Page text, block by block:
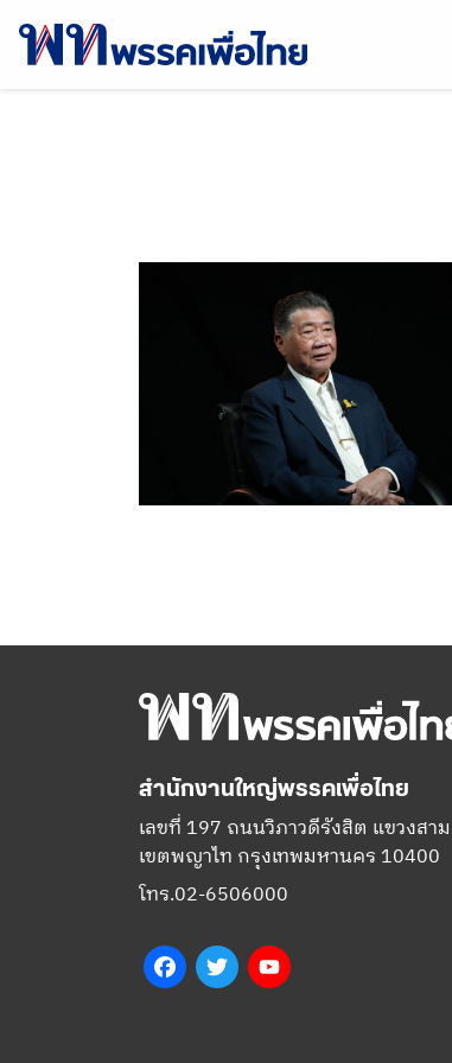
สำนักงานใหญ่พรรคเพื่อไทย
เลขที่ 197 ถนนวิภาวดีรังสิต แขวงสา
เขตพญาไท กรุงเทพมหานคร 10400
โทร.02-6506000
FacebookTwitter